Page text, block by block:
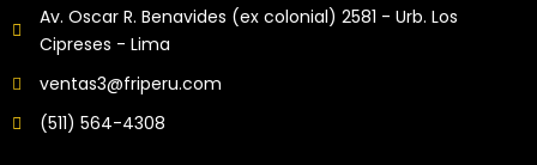
Av. Oscar R. Benavides (ex colonial) 2581 - Urb. Los
Cipreses - Lima
ventas3@friperu.com
(511) 564-4308